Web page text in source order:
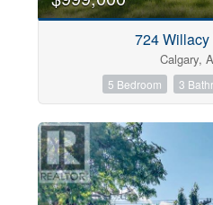
724
Calgary,
5 Bedroom 3